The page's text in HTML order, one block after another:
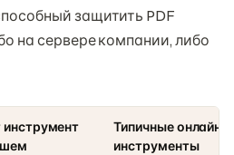
защитить PDF
на сервере компании, либо
инструмент
Типичные онлайн-
инструменты